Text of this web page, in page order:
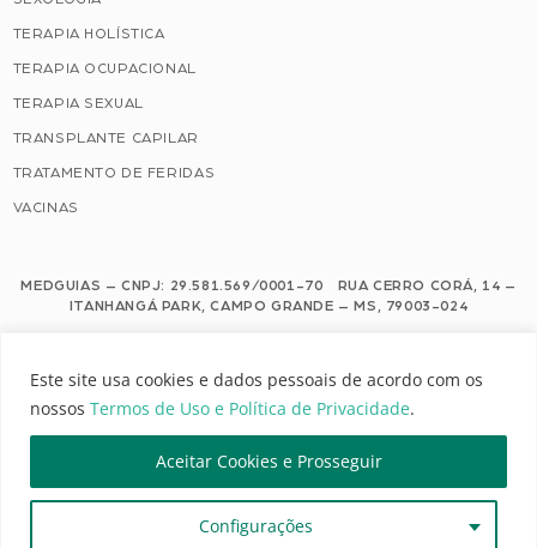
Este site usa cookies e dados pessoais de acordo com os
nossos Termos de Uso e Política de Privacidade.
Configurações
Aceitar Cookies e Prosseguir
TERAPIA HOLÍSTICA
TERAPIA OCUPACIONAL
TERAPIA SEXUAL
TRANSPLANTE CAPILAR
TRATAMENTO DE FERIDAS
VACINAS
MEDGUIAS – CNPJ: 29.581.569/0001-70 RUA CERRO CORÁ, 14 –
ITANHANGÁ PARK, CAMPO GRANDE – MS, 79003-024
Este site usa cookies e dados pessoais de acordo com os nossos Termos de
Uso e Política de Privacidade.
MEDGUIAS | TODOS OS DIREITOS RESERVADOS
DESENVOLVIMENTO: